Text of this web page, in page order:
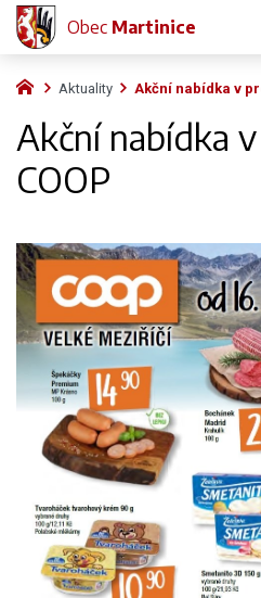
Aktuality Akční nabídka v
Akční nabídka
COOP
Obec Martinice